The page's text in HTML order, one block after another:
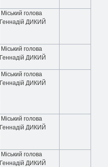
Міський голова
Геннадій ДИКИЙ
Міський голова
Геннадій ДИКИЙ
Міський голова
Геннадій ДИКИЙ
Міський голова
Геннадій ДИКИЙ
Міський голова
Геннадій ДИКИЙ